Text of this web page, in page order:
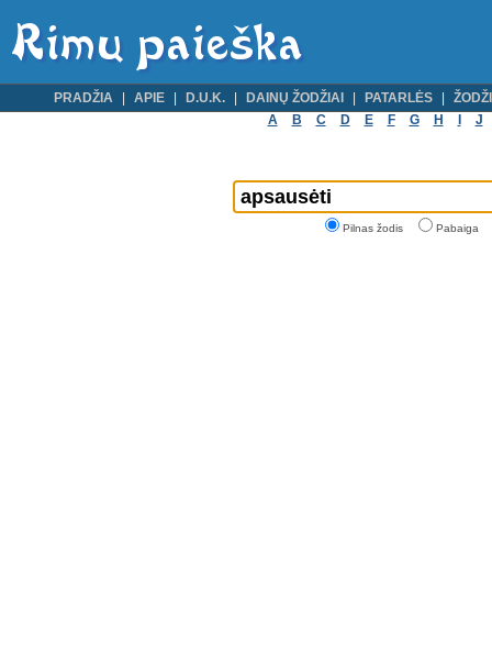
PRADŽIA APIE D.U.K. DAINŲ ŽODŽIAI PATARLĖS
A
B C D E F G H J
Pilnas žodis Pabaiga